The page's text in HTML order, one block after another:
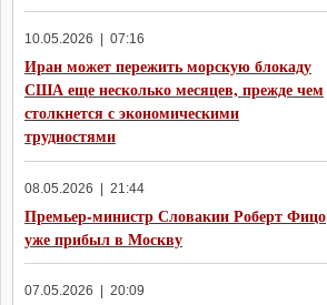
10.05.2026 | 07:16
Иран может пережить морскую блокаду
США еще несколько месяцев, прежде чем
столкнется с экономическими
трудностями
08.05.2026 | 21:44
Премьер-министр Словакии Роберт Фицо
уже прибыл в Москву
07.05.2026 | 20:09